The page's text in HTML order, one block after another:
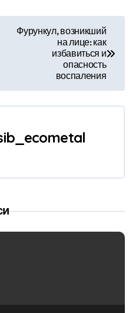
Фурункул, возникший
на лице: как
избавиться и
опасность
воспаления